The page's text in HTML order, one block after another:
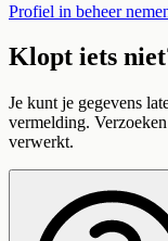
Profiel in beheer
Klopt iets
Je kunt je gegevens
vermelding.
verwerkt.